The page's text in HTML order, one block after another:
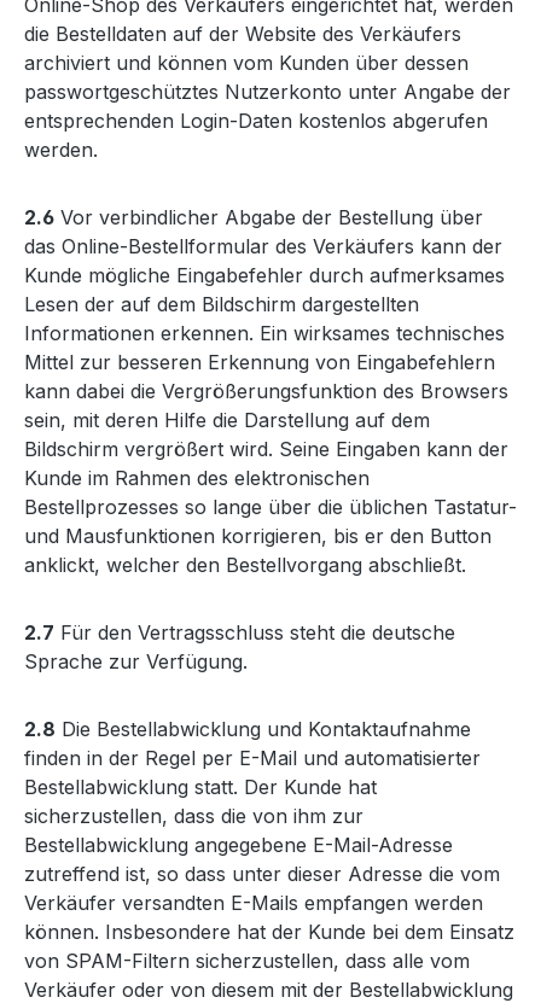
Online-Shop des Verkäufers eingerichtet hat, werden
die Bestelldaten auf der Website des Verkäufers
archiviert und können vom Kunden über dessen
passwortgeschütztes Nutzerkonto unter Angabe der
entsprechenden Login-Daten kostenlos abgerufen
werden.
2.6 Vor verbindlicher Abgabe der Bestellung über
das Online-Bestellformular des Verkäufers kann der
Kunde mögliche Eingabefehler durch aufmerksames
Lesen der auf dem Bildschirm dargestellten
Informationen erkennen. Ein wirksames technisches
Mittel zur besseren Erkennung von Eingabefehlern
kann dabei die Vergrößerungsfunktion des Browsers
sein, mit deren Hilfe die Darstellung auf dem
Bildschirm vergrößert wird. Seine Eingaben kann der
Kunde im Rahmen des elektronischen
Bestellprozesses so lange über die üblichen Tastatur-
und Mausfunktionen korrigieren, bis er den Button
anklickt, welcher den Bestellvorgang abschließt.
2.7 Für den Vertragsschluss steht die deutsche
Sprache zur Verfügung.
2.8 Die Bestellabwicklung und Kontaktaufnahme
finden in der Regel per E-Mail und automatisierter
Bestellabwicklung statt. Der Kunde hat
sicherzustellen, dass die von ihm zur
Bestellabwicklung angegebene E-Mail-Adresse
zutreffend ist, so dass unter dieser Adresse die vom
Verkäufer versandten E-Mails empfangen werden
können. Insbesondere hat der Kunde bei dem Einsatz
von SPAM-Filtern sicherzustellen, dass alle vom
Verkäufer oder von diesem mit der Bestellabwicklung